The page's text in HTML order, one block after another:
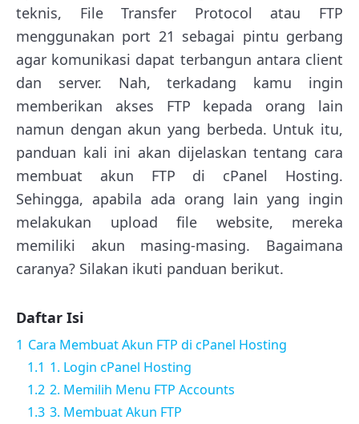
teknis, File Transfer Protocol atau FTP
menggunakan port 21 sebagai pintu gerbang
agar komunikasi dapat terbangun antara client
dan server. Nah, terkadang kamu ingin
memberikan akses FTP kepada orang lain
namun dengan akun yang berbeda. Untuk itu,
panduan kali ini akan dijelaskan tentang cara
membuat akun FTP di cPanel Hosting.
Sehingga, apabila ada orang lain yang ingin
melakukan upload file website, mereka
memiliki akun masing-masing. Bagaimana
caranya? Silakan ikuti panduan berikut.
Daftar Isi
1 Cara Membuat Akun FTP di cPanel Hosting
1.1 1. Login cPanel Hosting
1.2 2. Memilih Menu FTP Accounts
1.3 3. Membuat Akun FTP